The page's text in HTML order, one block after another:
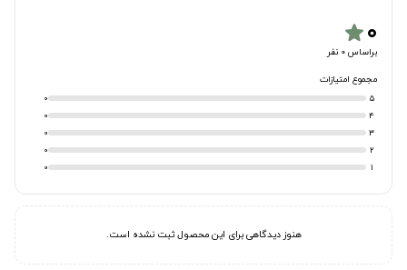
۰star
براساس 0 نفر
مجموع امتیازات
5
0
4
0
3
0
2
0
1
0
هنوز دیدگاهی برای این محصول ثبت نشده است.